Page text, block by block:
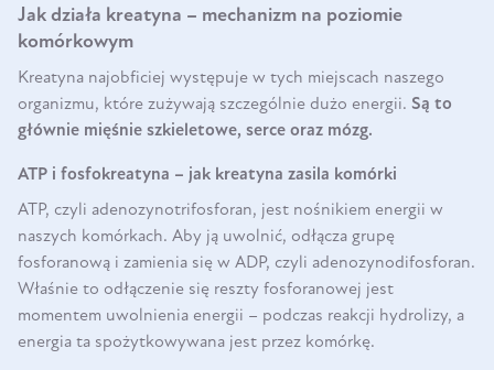
Jak działa kreatyna – mechanizm na poziomie
komórkowym
Kreatyna najobficiej występuje w tych miejscach naszego
organizmu, które zużywają szczególnie dużo energii. Są to
głównie mięśnie szkieletowe, serce oraz mózg.
ATP i fosfokreatyna – jak kreatyna zasila komórki
ATP, czyli adenozynotrifosforan, jest nośnikiem energii w
naszych komórkach. Aby ją uwolnić, odłącza grupę
fosforanową i zamienia się w ADP, czyli adenozynodifosforan.
Właśnie to odłączenie się reszty fosforanowej jest
momentem uwolnienia energii – podczas reakcji hydrolizy, a
energia ta spożytkowywana jest przez komórkę.